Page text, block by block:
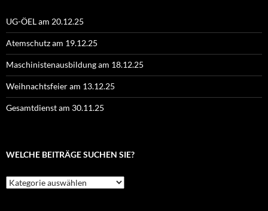
UG-ÖEL am 20.12.25
Atemschutz am 19.12.25
Maschinistenausbildung am 18.12.25
Weihnachtsfeier am 13.12.25
Gesamtdienst am 30.11.25
WELCHE BEITRÄGE SUCHEN SIE?
Welche
Beiträge